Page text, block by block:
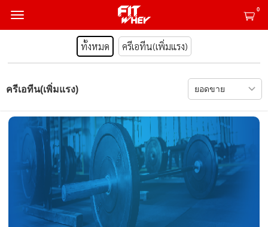
0
ทั้งหมด ครีเอทีน(เพิ่มแรง)
ครีเอทีน(เพิ่มแรง)